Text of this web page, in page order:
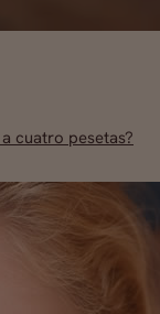
cuatro pesetas?